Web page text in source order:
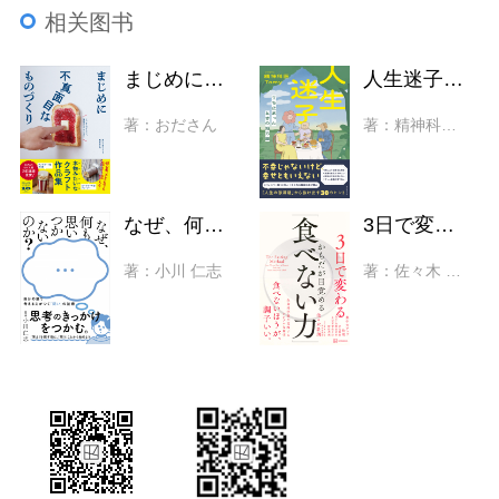
相关图书
まじめに不真面目なものづくり 本物みたいなクラフト作品集
著：おださん
人生迷子 立ち止まったときの処方箋
なぜ、何も思いつかないのか？ 自分の頭で考える力がつく「問い」の技術
著：小川 仁志
3日で変わる からだが目覚める「食べない力」 細胞レベルで整う、生命科学者が実践するシンプルな習慣